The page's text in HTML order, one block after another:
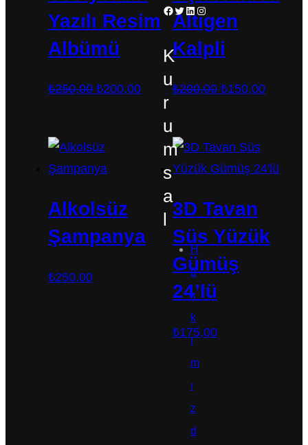
Yazılı Resim
Albümü
₺250,00 Orijinal
₺200,00Şu
andaki
fiyat:
₺200,00.
Altıgen
Kalpli
₺200,00 Orijinal
₺150,00Şu
Alkolsüz
Şampanya
₺250,00
3D Tavan
Süs Yüzük
Gümüş
24’lü
₺175,00
Facebook Twitter LinkedIn Instagram
K
u
r
u
m
s
a
l
H
a
k
k
ı
m
ı
z
d